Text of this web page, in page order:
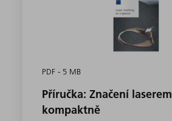
PDF - 5 MB
Příručka: Značení laserem
kompaktně